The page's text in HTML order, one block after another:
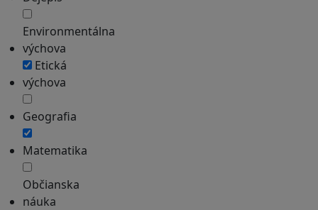
Environmentálna
výchova
Etická
výchova
Geografia
Matematika
Občianska
náuka